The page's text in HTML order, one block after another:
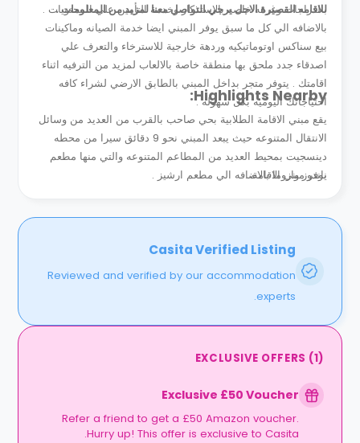
بالدراجات وغرفه خاصه بالاستذكار وخدمة التأمين علي المحتويات .
بالاضافه الي كل ما سبق يوفر المبني ايضا خدمة الصيانه وماكينات
بيع سناكس اوتوماتيكيه وردهة خارجية للاسترخاء والتعرف علي
اصدقاء جدد ملحق بها منطقة خاصة بالالعاب لمزيد من الترفيه اثناء
اقامتك . يتوفر متجر بداخل المبني بالطابق الارضي لشراء كافه
احتياجاتك اليوميه بكل سهوله .
للاقامه القصيرة الاجل يرجي التواصل معنا لمزيد من المعلومات .
Highlights Nearby:
يقع مبني الاقامة الطلابية بحي صاحب بالقرب من العديد من وسائل
الانتقال المتنوعه حيث يبعد المبني نحو 9 دقائق سيرا من محطه
دينسجيت بمحيط العديد من المطاعم المتنوعه والتي منها مطعم
ناندوز وازوما بالاضافه الي مطعم ارشيز .
يوفر مبني الاقامة...
Casita Verified Listing
Reviewed and verified by our accommodation
experts.
EXCLUSIVE OFFERS (1)
Exclusive £50 Voucher
Refer a friend to get a £50 Amazon voucher.
Hurry up! This offer is exclusive to Casita.